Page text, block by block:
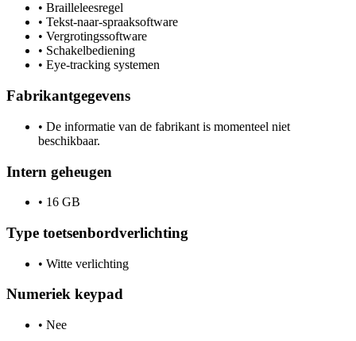
• Brailleleesregel
• Tekst-naar-spraaksoftware
• Vergrotingssoftware
• Schakelbediening
• Eye-tracking systemen
Fabrikantgegevens
• De informatie van de fabrikant is momenteel niet
beschikbaar.
Intern geheugen
• 16 GB
Type toetsenbordverlichting
• Witte verlichting
Numeriek keypad
• Nee